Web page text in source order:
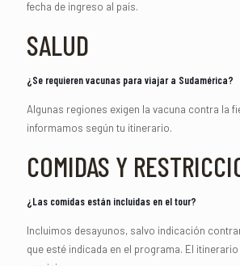
fecha de ingreso al país.
SALUD
¿Se requieren vacunas para viajar a Sudamérica?
Algunas regiones exigen la vacuna contra la
informamos según tu itinerario.
COMIDAS Y
¿Las comidas están incluidas en el tour?
Incluimos desayunos, salvo indicación
que esté indicada en el programa. El